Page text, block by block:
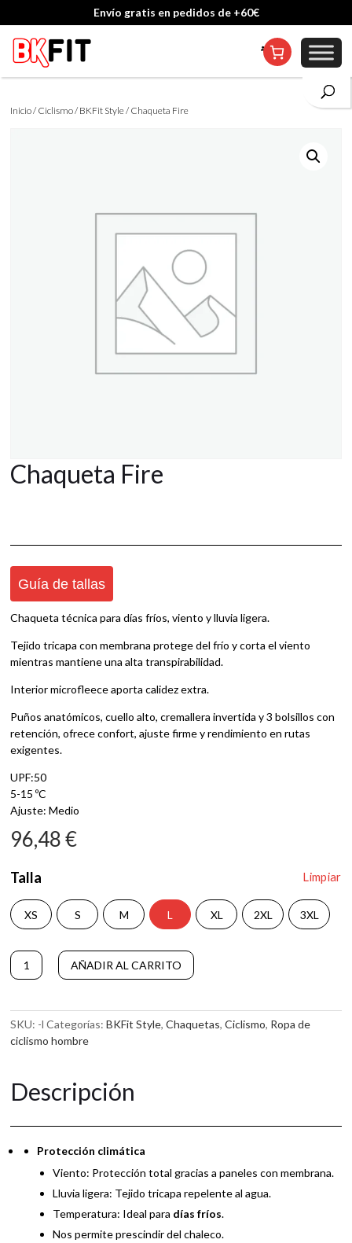
Cambio de talla incluido, excepto en personalizados
Inicio/ Ciclismo/ BKFit Style/ Chaqueta Fire
Chaqueta Fire
Chaqueta técnica para días fríos, viento y lluvia ligera.
Tejido tricapa con membrana protege del frío y corta el viento
mientras mantiene una alta transpirabilidad.
Interior microfleece aporta calidez extra.
Puños anatómicos, cuello alto, cremallera invertida y 3 bolsillos con
retención, ofrece confort, ajuste firme y rendimiento en rutas
exigentes.
UPF:50
5-15 ºC
Ajuste: Medio
96,48€
Talla
XS S M L XL 2XL 3XL
Limpiar
Chaqueta
Fire
AÑADIR AL CARRITO
A
t
e
r
t
v
Guía de tallas
SKU: -l Categorías:BKFit Style,Chaquetas,Ciclismo, Ropa de
ciclismo hombre
Descripción
Protección climática
Viento: Protección total gracias a paneles con membrana.
Lluvia ligera: Tejido tricapa repelente al agua.
Temperatura: Ideal para días fríos.
Nos permite prescindir del chaleco.